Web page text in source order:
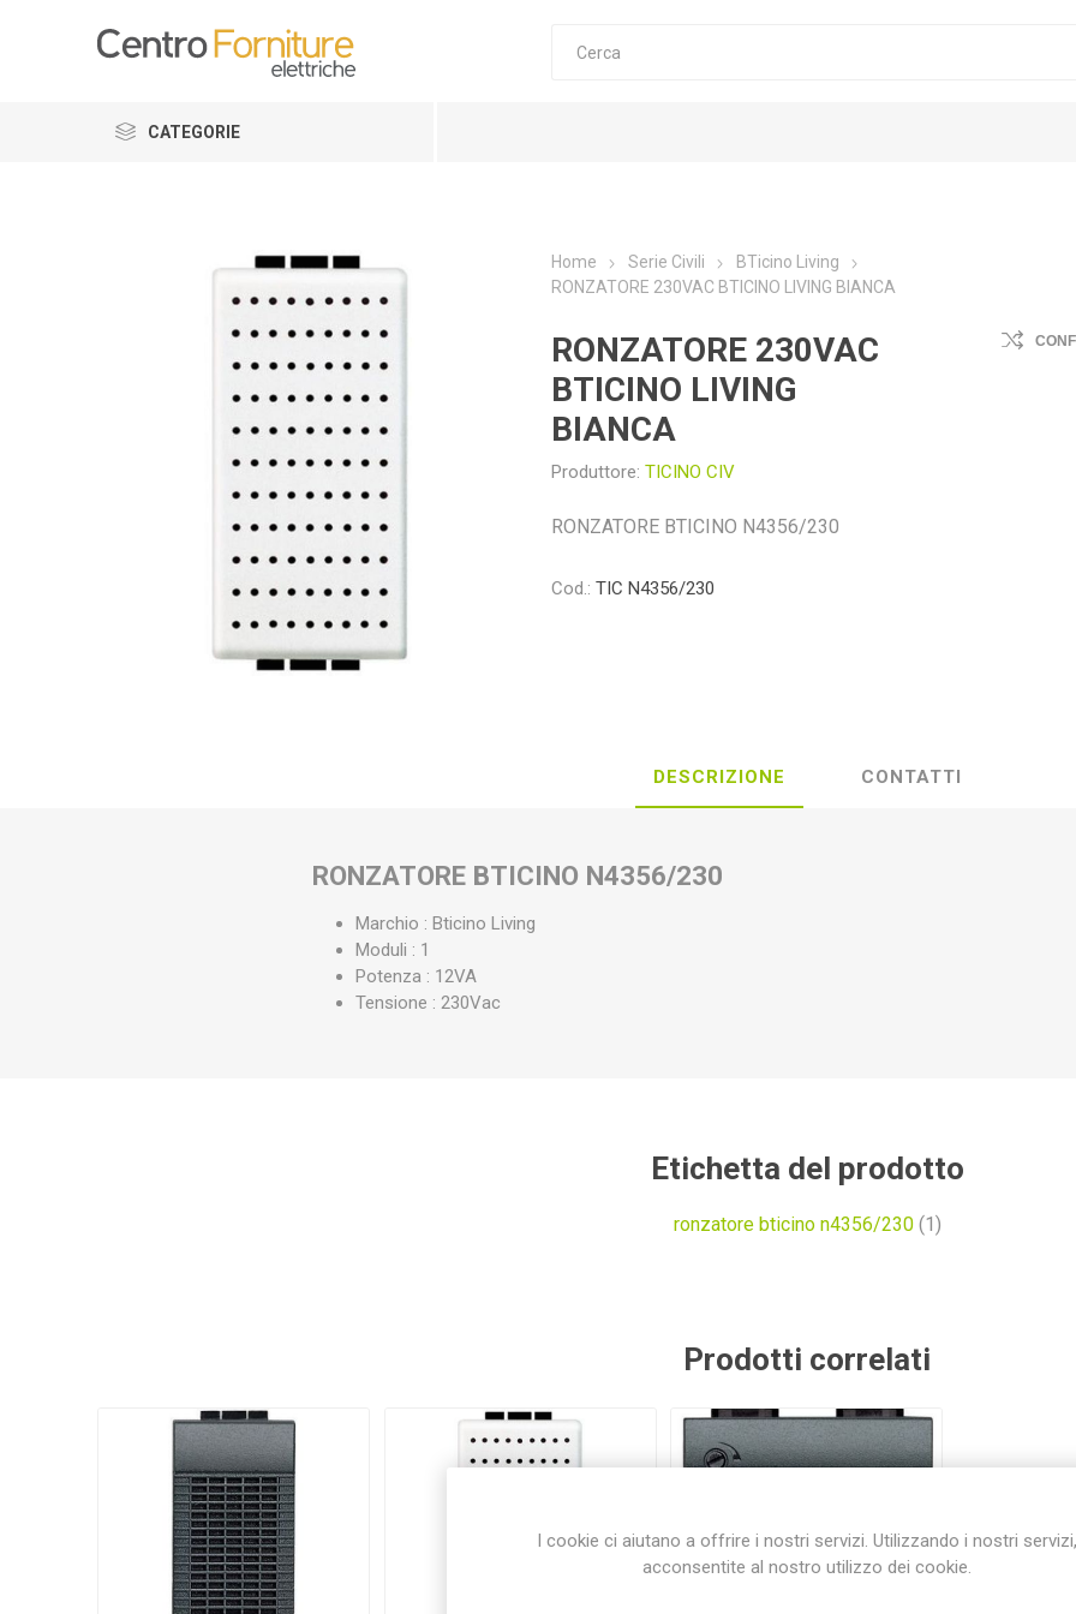
CATEGORIE
Home Serie Civili
BTicino Living
RONZATORE 230VAC BTICINO LIVING BIANCA
RONZATORE 230VAC
BTICINO LIVING
BIANCA
Produttore: TICINO CIV
RONZATORE BTICINO N4356/230
Cod.: TIC N4356/230
DESCRIZIONE CONTATTI
RONZATORE BTICINO N4356/230
Marchio : Bticino Living
Moduli : 1
Potenza : 12VA
Tensione : 230Vac
Etichetta del prodotto
ronzatore bticino n4356/230 (1)
Prodotti correlati
I cookie ci aiutano a offrire i nostri servizi. Utilizzando i nostri servizi,
acconsentite al nostro utilizzo dei cookie.